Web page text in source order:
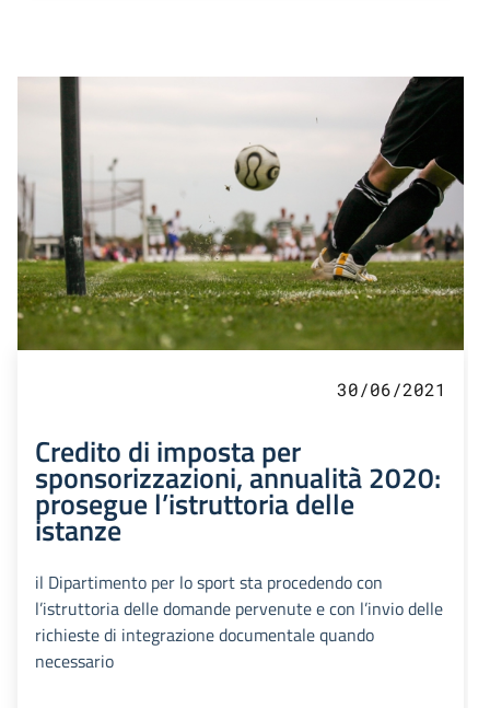
30/06/2021
Credito di imposta per
sponsorizzazioni, annualità 2020:
prosegue l’istruttoria delle
istanze
il Dipartimento per lo sport sta procedendo con
l’istruttoria delle domande pervenute e con l’invio delle
richieste di integrazione documentale quando
necessario